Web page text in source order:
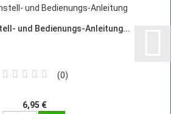
und Bedienungs-Anleitung...
0
6,95 €